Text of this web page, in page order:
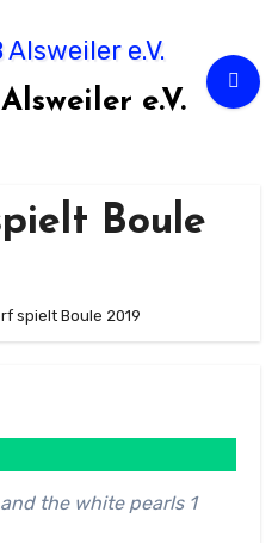
e.V.
Boule
spielt Boule 2019
the white pearls 1